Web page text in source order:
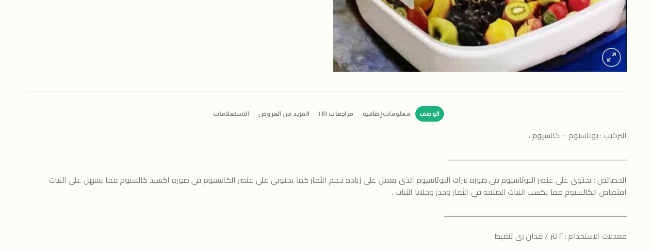
الوصف معلومات إضافية مراجعات (0) المزيد من العروض الاستعلامات
التركيب : بوتاسيوم – كالسيوم .
ــــــــــــــــــــــــــــــــــــــــــــــــــــــــــــــــــــــــــــــــــــــــــــ
الخصائص : يحتوى على عنصر البوتاسيوم فى صوره نترات البوتاسيوم الذى يعمل على زياده حجم الثمار كما يحتوىى على عنصر الكالسيوم فى صوره اكسيد كالسيوم مما يسهل على النبات
امتصاص الكالسيوم مما يكسب النبات الصلابه في الثمار وجدر وخلايا النبات .
ــــــــــــــــــــــــــــــــــــــــــــــــــــــــــــــــــــــــــــــــــــــــــــــ
معدلات الاستخدام : ٢ لتر / فدان ري تنقيط